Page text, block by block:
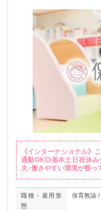
《インターナショナル》
通勤OK◎基本土日祝休
夫♪働きやすい環境が整っ
職種・雇用形
態
保育教諭 /